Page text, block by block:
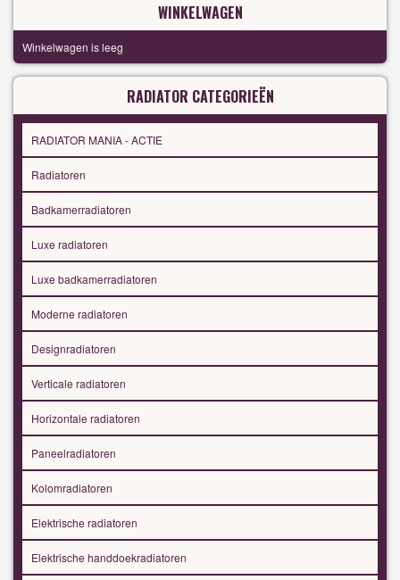
WINKELWAGEN
Winkelwagen is leeg
RADIATOR CATEGORIEËN
RADIATOR MANIA - ACTIE
Radiatoren
Badkamerradiatoren
Luxe radiatoren
Luxe badkamerradiatoren
Moderne radiatoren
Designradiatoren
Verticale radiatoren
Horizontale radiatoren
Paneelradiatoren
Kolomradiatoren
Elektrische radiatoren
Elektrische handdoekradiatoren